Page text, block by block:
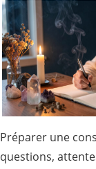
Préparer une
questions,